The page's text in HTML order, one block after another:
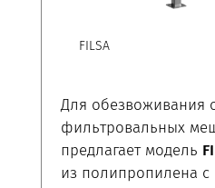
FILSA
Для обезвоживания
фильтровальных
предлагает модель
из полипропилена с